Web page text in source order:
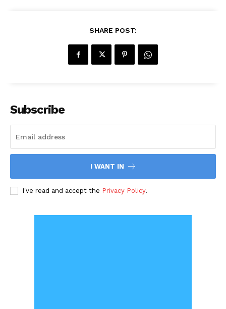
SHARE POST:
Subscribe
I WANT IN
I've read and accept the Privacy Policy.